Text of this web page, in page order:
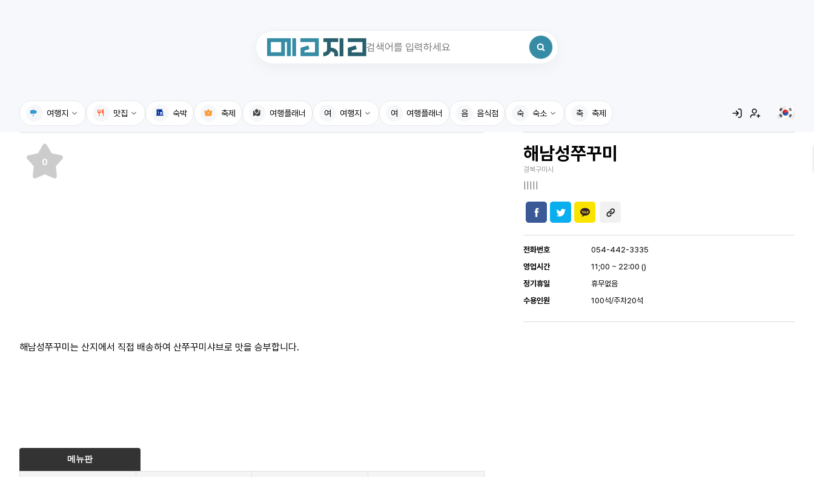
여행지
국내여행지
휴게소
맛집 숙박 축제 여행플래너 여 여행지 여 여행플래너 음 음식점 숙 숙소
국내맛집
고수의레시피
축 축제
최근 검색어가 없습니다.
해남성쭈꾸미
경북구미시
전화번호
054-442-3335
영업시간
11;00 ~ 22:00 ()
정기휴일
휴무없음
수용인원
100석/주차20석
0
해남성쭈꾸미는 산지에서 직접 배송하여 산쭈꾸미샤브로 맛을 승부합니다.
메뉴판